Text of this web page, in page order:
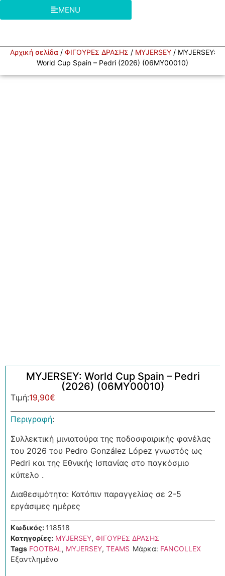
MENU
Αρχική σελίδα / ΦΙΓΟΥΡΕΣ ΔΡΑΣΗΣ / MYJERSEY/ MYJERSEY:
World Cup Spain – Pedri (2026) (06MY00010)
MYJERSEY: World Cup Spain – Pedri
(2026) (06MY00010)
Τιμή:19,90€
Περιγραφή:
Συλλεκτική μινιατούρα της ποδοσφαιρικής φανέλας
του 2026 του Pedro González López γνωστός ως
Pedri και της Εθνικής Ισπανίας στο παγκόσμιο
κύπελο .
Διαθεσιμότητα: Κατόπιν παραγγελίας σε 2-5
εργάσιμες ημέρες
Κωδικός: 118518
Κατηγορίες: MYJERSEY, ΦΙΓΟΥΡΕΣ ΔΡΑΣΗΣ
Tags FOOTBAL , MYJERSEY, TEAMS Μάρκα: FANCOLLEX
Εξαντλημένο